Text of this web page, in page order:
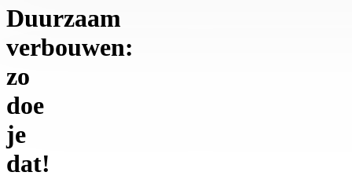
Duurzaam
verbouwen:
zo
doe
je
dat!